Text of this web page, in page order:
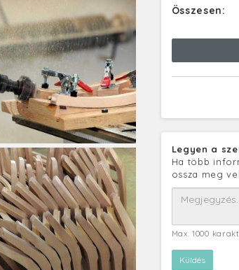
Összesen:
Legyen a
Ha több
ossza meg
Max. 1000